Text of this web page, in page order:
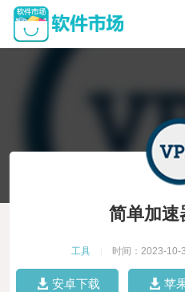
简单加速
工具 时间：2023-10-
安卓下载 苹